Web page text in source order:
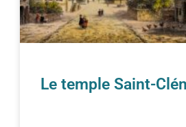
Le temple Saint-